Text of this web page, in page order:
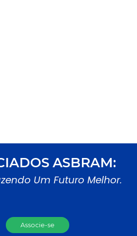
ASBRAM:
Um Futuro Melhor.
Associe-se